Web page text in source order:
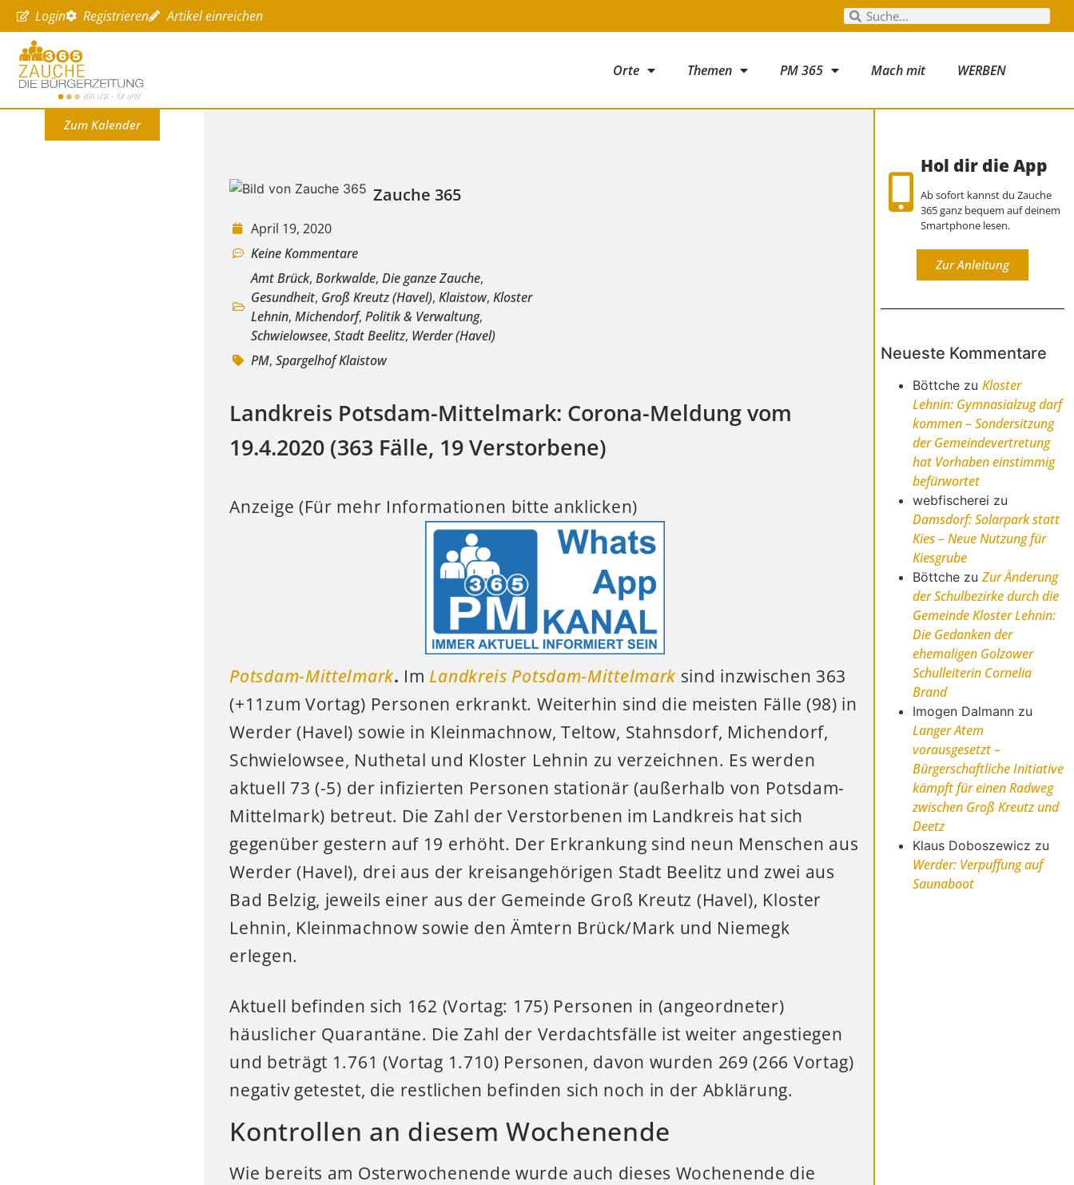
Login Registrieren Artikel einreichen
Orte Themen PM 365 Mach mit WERBEN
Zum Kalender
Zauche 365
April 19, 2020
Keine Kommentare
Amt Brück,Borkwalde,Die ganze Zauche,
Gesundheit, Groß Kreutz (Havel),Klaistow,Kloster
Lehnin,Michendorf,Politik & Verwaltung,
Schwielowsee,Stadt Beelitz, Werder (Havel)
PM,Spargelhof Klaistow
Landkreis Potsdam-Mittelmark: Corona-Meldung vom
19.4.2020 (363 Fälle, 19 Verstorbene)
Anzeige (Für mehr Informationen bitte anklicken)
Potsdam-Mittelmark. Im Landkreis Potsdam-Mittelmark sind inzwischen 363
(+11zum Vortag) Personen erkrankt. Weiterhin sind die meisten Fälle (98) in
Werder (Havel) sowie in Kleinmachnow, Teltow, Stahnsdorf, Michendorf,
Schwielowsee, Nuthetal und Kloster Lehnin zu verzeichnen. Es werden
aktuell 73 (-5) der infizierten Personen stationär (außerhalb von Potsdam-
Mittelmark) betreut. Die Zahl der Verstorbenen im Landkreis hat sich
gegenüber gestern auf 19 erhöht. Der Erkrankung sind neun Menschen aus
Werder (Havel), drei aus der kreisangehörigen Stadt Beelitz und zwei aus
Bad Belzig, jeweils einer aus der Gemeinde Groß Kreutz (Havel), Kloster
Lehnin, Kleinmachnow sowie den Ämtern Brück/Mark und Niemegk
erlegen.
Aktuell befinden sich 162 (Vortag: 175) Personen in (angeordneter)
häuslicher Quarantäne. Die Zahl der Verdachtsfälle ist weiter angestiegen
und beträgt 1.761 (Vortag 1.710) Personen, davon wurden 269 (266 Vortag)
negativ getestet, die restlichen befinden sich noch in der Abklärung.
Kontrollen an diesem Wochenende
Wie bereits am Osterwochenende wurde auch dieses Wochenende die
Hol dir die App
Ab sofort kannst du Zauche
365 ganz bequem auf deinem
Smartphone lesen.
Zur Anleitung
Neueste Kommentare
Böttche zuKloster
Lehnin: Gymnasialzug darf
kommen – Sondersitzung
der Gemeindevertretung
hat Vorhaben einstimmig
befürwortet
webfischerei zu
Damsdorf: Solarpark statt
Kies – Neue Nutzung für
Kiesgrube
Böttche zuZur Änderung
der Schulbezirke durch die
Gemeinde Kloster Lehnin:
Die Gedanken der
ehemaligen Golzower
Schulleiterin Cornelia
Brand
Imogen Dalmann zu
Langer Atem
vorausgesetzt –
Bürgerschaftliche Initiative
kämpft für einen Radweg
zwischen Groß Kreutz und
Deetz
Klaus Doboszewicz zu
Werder: Verpuffung auf
Saunaboot